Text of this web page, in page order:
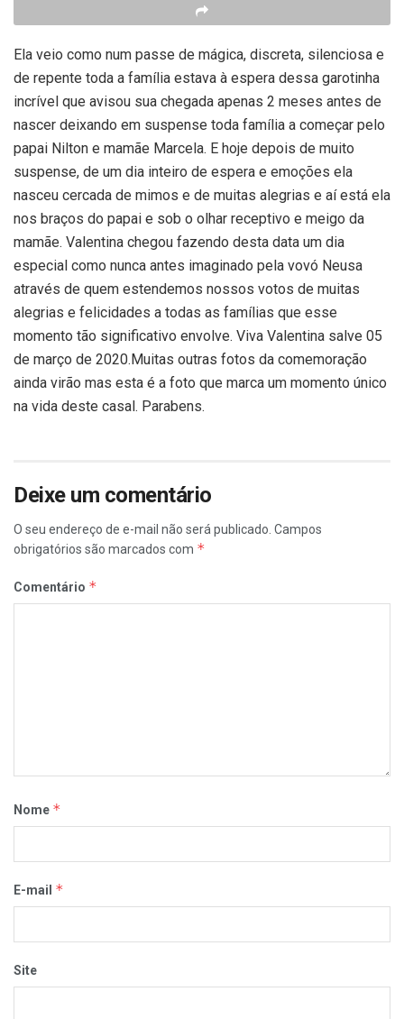
Ela veio como num passe de mágica, discreta, silenciosa e
de repente toda a família estava à espera dessa garotinha
incrível que avisou sua chegada apenas 2 meses antes de
nascer deixando em suspense toda família a começar pelo
papai Nilton e mamãe Marcela. E hoje depois de muito
suspense, de um dia inteiro de espera e emoções ela
nasceu cercada de mimos e de muitas alegrias e aí está ela
nos braços do papai e sob o olhar receptivo e meigo da
mamãe. Valentina chegou fazendo desta data um dia
especial como nunca antes imaginado pela vovó Neusa
através de quem estendemos nossos votos de muitas
alegrias e felicidades a todas as famílias que esse
momento tão significativo envolve. Viva Valentina salve 05
de março de 2020.Muitas outras fotos da comemoração
ainda virão mas esta é a foto que marca um momento único
na vida deste casal. Parabens.
Deixe um comentário
O seu endereço de e-mail não será publicado. Campos
obrigatórios são marcados com *
Comentário *
Nome *
E-mail *
Site